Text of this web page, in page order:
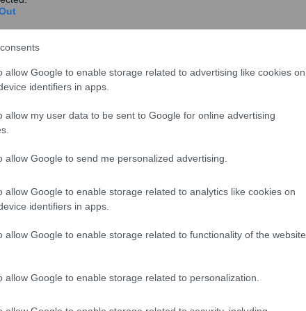
allow Google to enable storage related to advertising like cookies on
identifiers in apps.
allow my user data to be sent to Google for online advertising
allow Google to send me personalized advertising.
allow Google to enable storage related to analytics like cookies on
identifiers in apps.
allow Google to enable storage related to functionality of the website
allow Google to enable storage related to personalization.
η κυβέρνηση παίρνει ημίμετρα»
στην κυβερνητική πολιτική για το δημογραφικό,
αποσπασματικά και χωρίς στρατηγικό σχέδιο.
παίρνει ημίμετρα», ανέφερε χαρακτηριστικά,
και παρεμβάσεις χωρίς βάθος και όραμα.
στις χαμηλές αμοιβές, στην εργασιακή
σημειώνοντας ότι για ένα νέο ζευγάρι στην Ελλάδα
και ανασφαλές»
. Όπως υποστήριξε, οι
επιλογή της μετανάστευσης.«Οι σημερινοί νέοι
τους γονείς τους. Βλέπουν ως μοναδική επιλογή